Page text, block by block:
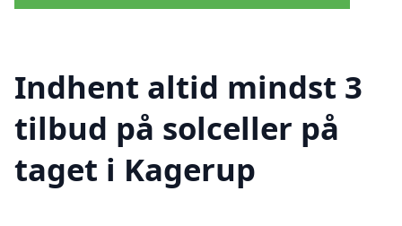
Indhent altid mindst 3
tilbud på solceller på
taget i Kagerup